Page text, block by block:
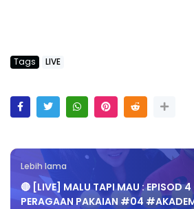
Tags LIVE
Lebih lama
🔴 [LIVE] MALU TAPI MAU : EPISOD
PERAGAAN PAKAIAN #04